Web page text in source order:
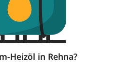
Heizöl in Rehna?